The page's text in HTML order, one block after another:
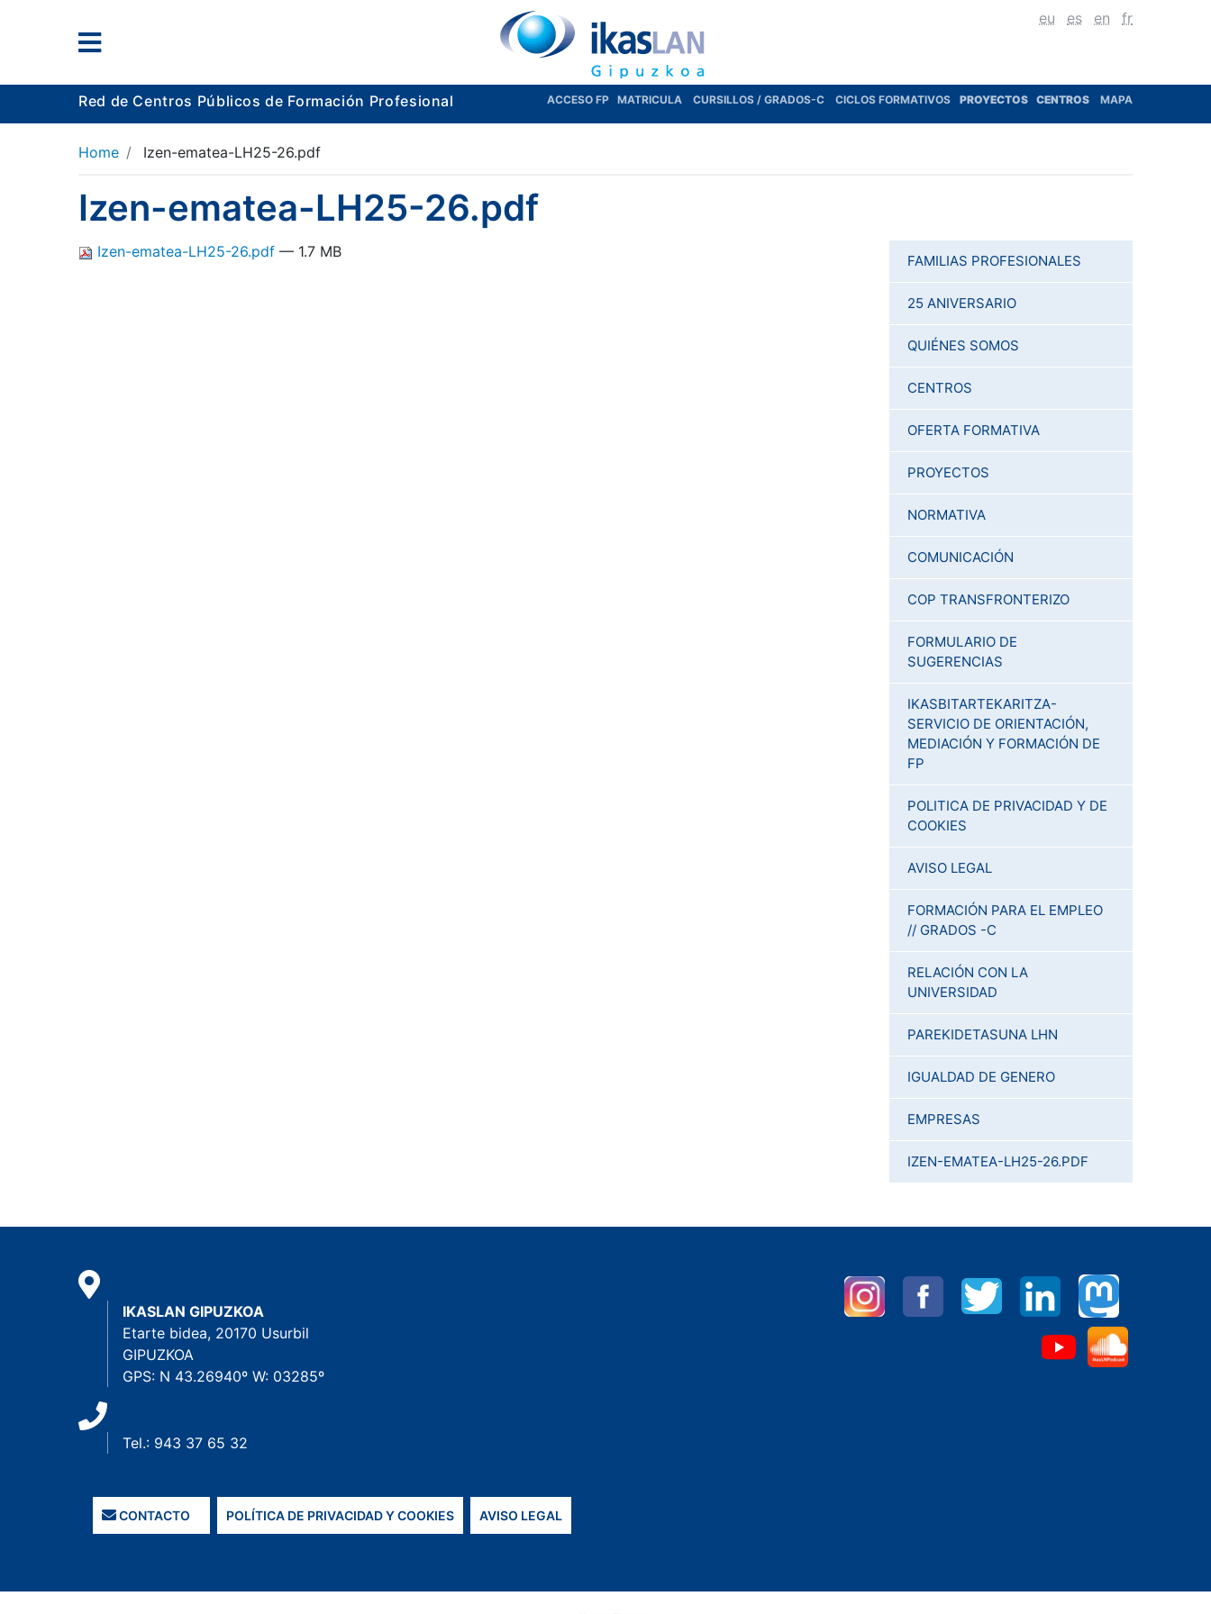
eu es en fr
Red de Centros Públicos de Formación Profesional ACCESO FP MATRICULA CURSILLOS / GRADOS-C CICLOS FORMATIVOS PROYECTOS CENTROS MAPA
Home Izen-ematea-LH25-26.pdf
Izen-ematea-LH25-26.pdf
Izen-ematea-LH25-26.pdf — 1.7 MB
FAMILIAS PROFESIONALES
25 ANIVERSARIO
QUIÉNES SOMOS
CENTROS
OFERTA FORMATIVA
PROYECTOS
NORMATIVA
COMUNICACIÓN
COP TRANSFRONTERIZO
FORMULARIO DE
SUGERENCIAS
IKASBITARTEKARITZA-
SERVICIO DE ORIENTACIÓN,
MEDIACIÓN Y FORMACIÓN DE
FP
POLITICA DE PRIVACIDAD Y DE
COOKIES
AVISO LEGAL
FORMACIÓN PARA EL EMPLEO
// GRADOS -C
RELACIÓN CON LA
UNIVERSIDAD
PAREKIDETASUNA LHN
IGUALDAD DE GENERO
EMPRESAS
IZEN-EMATEA-LH25-26.PDF
IKASLAN GIPUZKOA
Etarte bidea, 20170 Usurbil
GIPUZKOA
GPS: N 43.26940º W: 03285º
Tel.: 943 37 65 32
CONTACTO POLÍTICA DE PRIVACIDAD Y COOKIES AVISO LEGAL